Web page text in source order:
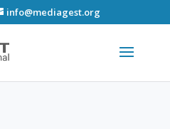
info@mediagest.org